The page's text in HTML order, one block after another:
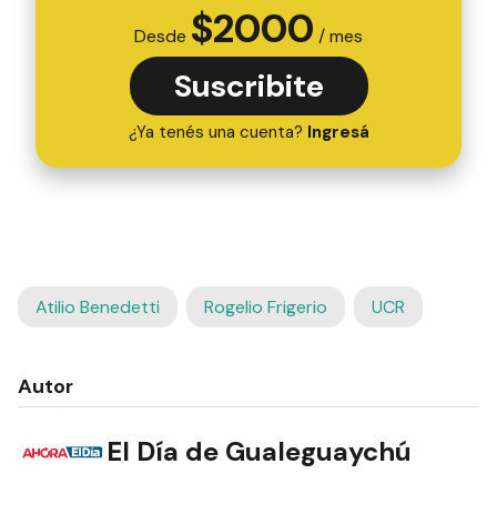
Desde $2000 / mes
Suscribite
¿Ya tenés una cuenta? Ingresá
Atilio Benedetti Rogelio Frigerio UCR
Autor
El Día de Gualeguaychú